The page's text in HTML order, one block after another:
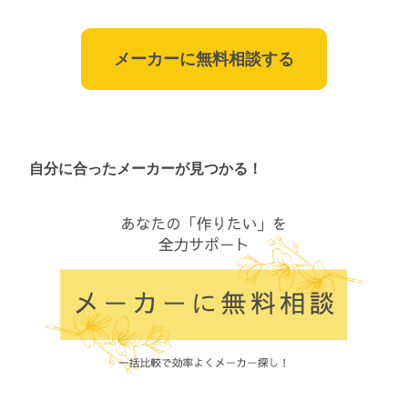
メーカーに無料相談する
自分に合ったメーカーが見つかる！